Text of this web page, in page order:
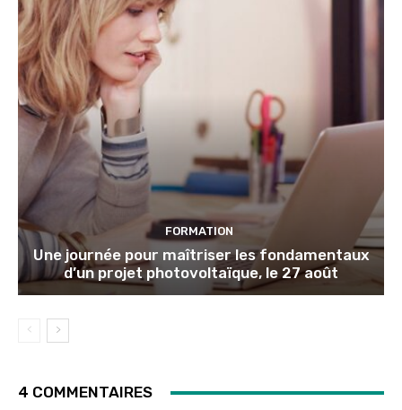
FORMATION
Une journée pour maîtriser les fondamentaux
d’un projet photovoltaïque, le 27 août
4 COMMENTAIRES